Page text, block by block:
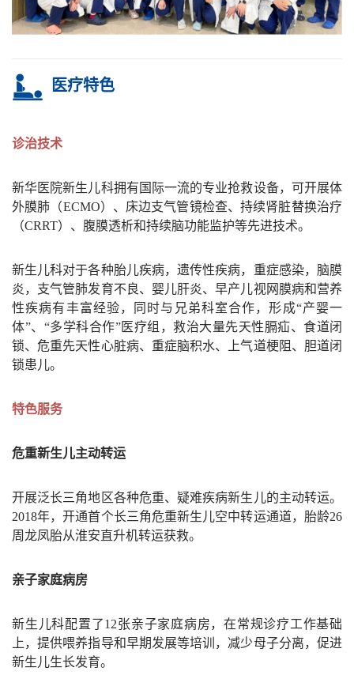
医疗特色
诊治技术
新华医院新生儿科拥有国际一流的专业抢救设备，可开展体
外膜肺（ECMO）、床边支气管镜检查、持续肾脏替换治疗
（CRRT）、腹膜透析和持续脑功能监护等先进技术。
新生儿科对于各种胎儿疾病，遗传性疾病，重症感染，脑膜
炎，支气管肺发育不良、婴儿肝炎、早产儿视网膜病和营养
性疾病有丰富经验，同时与兄弟科室合作，形成“产婴一
体”、 “多学科合作”医疗组，救治大量先天性膈疝、食道闭
锁、危重先天性心脏病、重症脑积水、上气道梗阻、胆道闭
锁患儿。
特色服务
危重新生儿主动转运
开展泛长三角地区各种危重、疑难疾病新生儿的主动转运。
2018年，开通首个长三角危重新生儿空中转运通道，胎龄26
周龙凤胎从淮安直升机转运获救。
亲子家庭病房
新生儿科配置了12张亲子家庭病房，在常规诊疗工作基础
上，提供喂养指导和早期发展等培训，减少母子分离，促进
新生儿生长发育。